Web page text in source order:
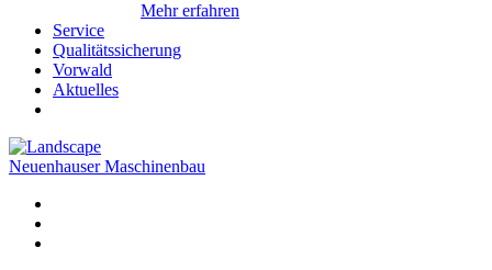
Mehr erfahren
Service
Qualitätssicherung
Vorwald
Aktuelles
Neuenhauser Maschinenbau